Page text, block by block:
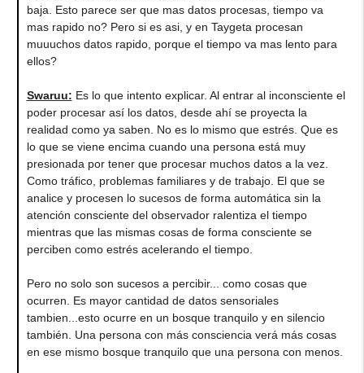
baja. Esto parece ser que mas datos procesas, tiempo va
mas rapido no? Pero si es asi, y en Taygeta procesan
muuuchos datos rapido, porque el tiempo va mas lento para
ellos?
Swaruu: Es lo que intento explicar. Al entrar al inconsciente el
poder procesar así los datos, desde ahí se proyecta la
realidad como ya saben. No es lo mismo que estrés. Que es
lo que se viene encima cuando una persona está muy
presionada por tener que procesar muchos datos a la vez.
Como tráfico, problemas familiares y de trabajo. El que se
analice y procesen lo sucesos de forma automática sin la
atención consciente del observador ralentiza el tiempo
mientras que las mismas cosas de forma consciente se
perciben como estrés acelerando el tiempo.
Pero no solo son sucesos a percibir... como cosas que
ocurren. Es mayor cantidad de datos sensoriales
tambien...esto ocurre en un bosque tranquilo y en silencio
también. Una persona con más consciencia verá más cosas
en ese mismo bosque tranquilo que una persona con menos.